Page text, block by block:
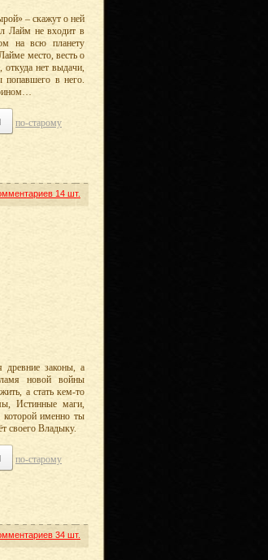
– скажут о ней
Лайм не входит в
на всю планету
место, весть о
откуда нет выдачи,
попавшего в него.
по-старому
14 шт.
древние законы, а
новой войны
а стать кем-то
Истинные маги,
именно ты
своего Владыку.
по-старому
34 шт.